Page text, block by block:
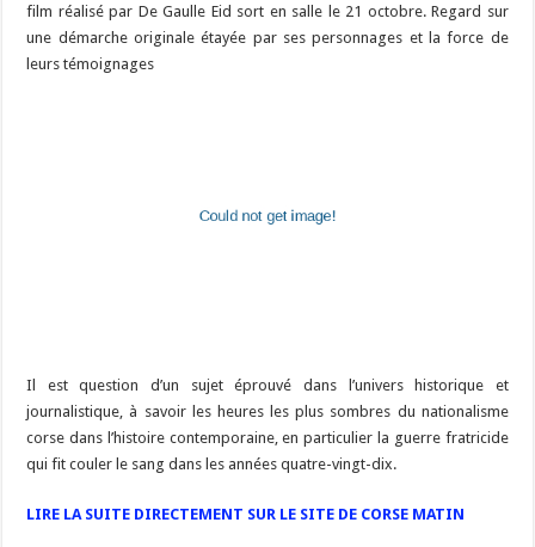
film réalisé par De Gaulle Eid sort en salle le 21 octobre. Regard sur
une démarche originale étayée par ses personnages et la force de
leurs témoignages
Il est question d’un sujet éprouvé dans l’univers historique et
journalistique, à savoir les heures les plus sombres du nationalisme
corse dans l’histoire contemporaine, en particulier la guerre fratricide
qui fit couler le sang dans les années quatre-vingt-dix.
LIRE LA SUITE DIRECTEMENT SUR LE SITE DE CORSE MATIN